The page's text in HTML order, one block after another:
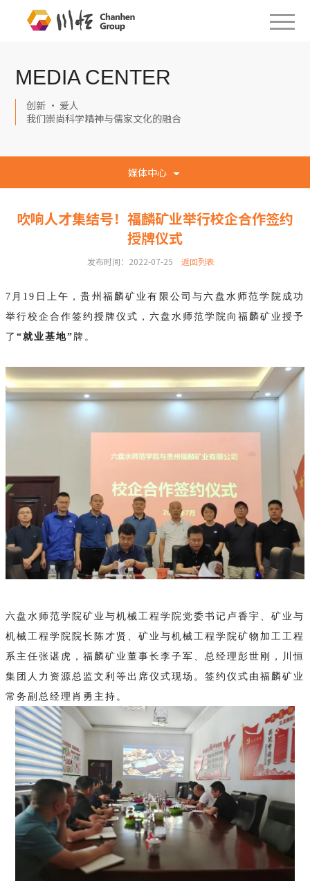
MEDIA CENTER
创新 · 爱人
我们崇尚科学精神与儒家文化的融合
媒体中心
吹响人才集结号！福麟矿业举行校企合作签约
授牌仪式
发布时间：2022-07-25 返回列表
7月19日上午，贵州福麟矿业有限公司与六盘水师范学院成功
举行校企合作签约授牌仪式，六盘水师范学院向福麟矿业授予
了 “就业基地” 牌。
六盘水师范学院矿业与机械工程学院党委书记卢香宇、矿业与
机械工程学院院长陈才贤、矿业与机械工程学院矿物加工工程
系主任张谌虎，福麟矿业董事长李子军、总经理彭世刚，川恒
集团人力资源总监文利等出席仪式现场。签约仪式由福麟矿业
常务副总经理肖勇主持。